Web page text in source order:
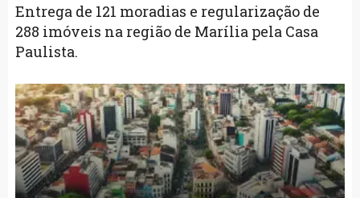
Entrega de 121 moradias e regularização de
288 imóveis na região de Marília pela Casa
Paulista.